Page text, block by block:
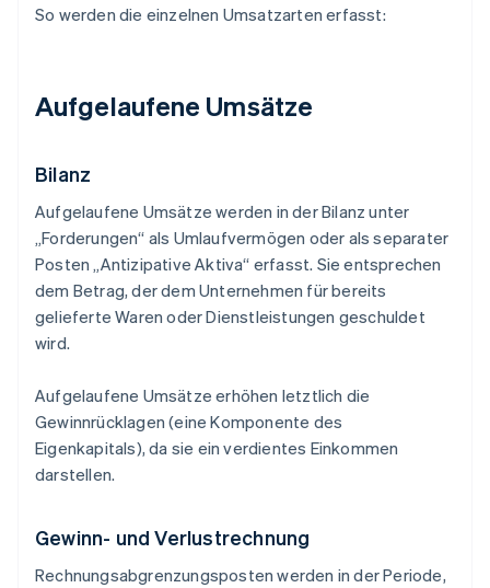
So werden die einzelnen Umsatzarten erfasst:
Aufgelaufene Umsätze
Bilanz
Aufgelaufene Umsätze werden in der Bilanz unter
„Forderungen“ als Umlaufvermögen oder als separater
Posten „Antizipative Aktiva“ erfasst. Sie entsprechen
dem Betrag, der dem Unternehmen für bereits
gelieferte Waren oder Dienstleistungen geschuldet
wird.
Aufgelaufene Umsätze erhöhen letztlich die
Gewinnrücklagen (eine Komponente des
Eigenkapitals), da sie ein verdientes Einkommen
darstellen.
Gewinn- und Verlustrechnung
Rechnungsabgrenzungsposten werden in der Periode,